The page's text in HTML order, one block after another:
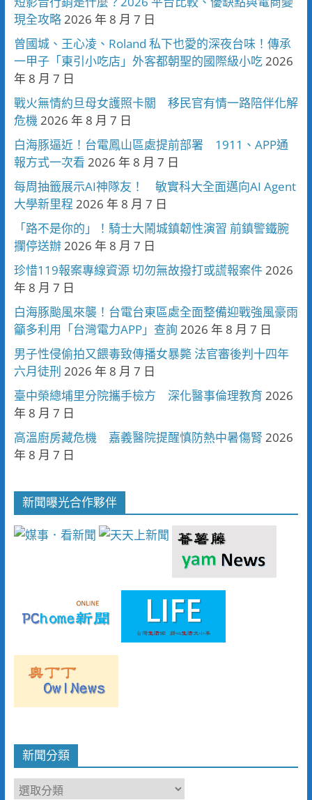
現全攻略 2026 年 8 月 7 日
曾國城、王心凌、Roland 私下也愛的深夜台味！傳承
一甲子「東引小吃店」外客都朝聖的國際級小吃 2026
年 8 月 7 日
戰火無情約旦母女護照卡關 移民官有情一路陪伴化解
危機 2026 年 8 月 7 日
白海豚逼近！台電鳳山區處提前部署 1911、APP通
報方式一次看 2026 年 8 月 7 日
每周抽籤展示AI神隊友！ 敏實科大全面邁向AI Agent
大學新里程 2026 年 8 月 7 日
「路不是你的」！騎士大鬧城鎮韌性演習 前鎮警鐵腕
攔停送辦 2026 年 8 月 7 日
珍惜119報案專線資源 切勿無故撥打或謊報案件 2026
年 8 月 7 日
白海豚颱風來襲！台電台東區處全面整備迎戰強風豪雨
籲多利用「台灣電力APP」查詢 2026 年 8 月 7 日
男子性侵偷拍又餵毒致傳播女暴斃 法官審後判十四年
六月徒刑 2026 年 8 月 7 日
臺中榮總埔里分院攜手檢方 深化醫事倫理教育 2026
年 8 月 7 日
高溫廚房藏危機 嘉義醫院提醒慎防熱中暑傷腎 2026
年 8 月 7 日
新聞曝光合作夥伴
新聞分類
新